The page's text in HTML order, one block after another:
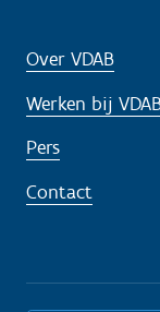
Over VDAB
Werken bij
Pers
Contact